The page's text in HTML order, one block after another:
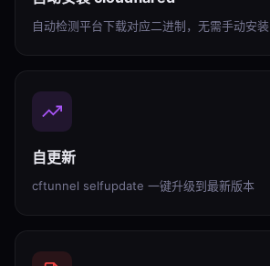
自动检测平台下载对应二进制，无需手动安装
自更新
cftunnel selfupdate 一键升级到最新版本